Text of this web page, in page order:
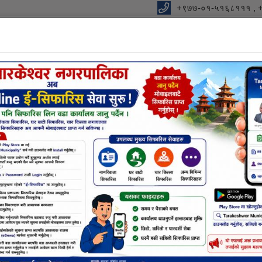
+९७७-०१-५१६८१११ ,
विधुतीय शुसासन सेवा शाखा सूचना तथा जानकारी
नक्सा सम्बन्धि